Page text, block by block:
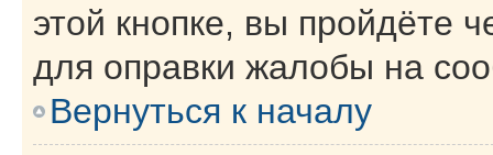
этой кнопке, вы пройдёте
для оправки жалобы на
Вернуться к началу